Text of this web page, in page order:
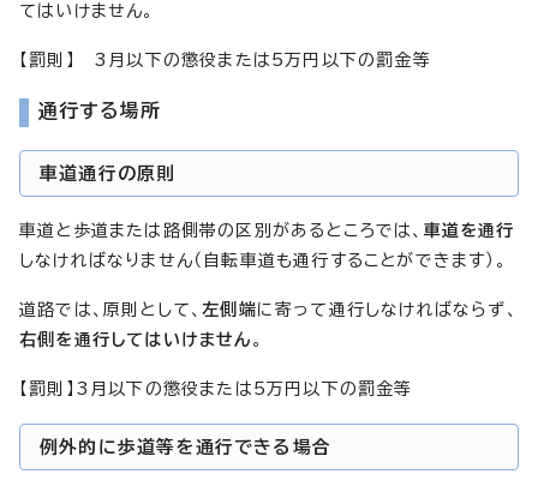
てはいけません。
【罰則】 3月以下の懲役または5万円以下の罰金等
通行する場所
車道通行の原則
車道と歩道または路側帯の区別があるところでは、 車道を通行
しなければなりません（自転車道も通行することができます）。
道路では、原則として、左側端に寄って通行しなければならず、
右側を通行してはいけません 。
【罰則】3月以下の懲役または5万円以下の罰金等
例外的に歩道等を通行できる場合